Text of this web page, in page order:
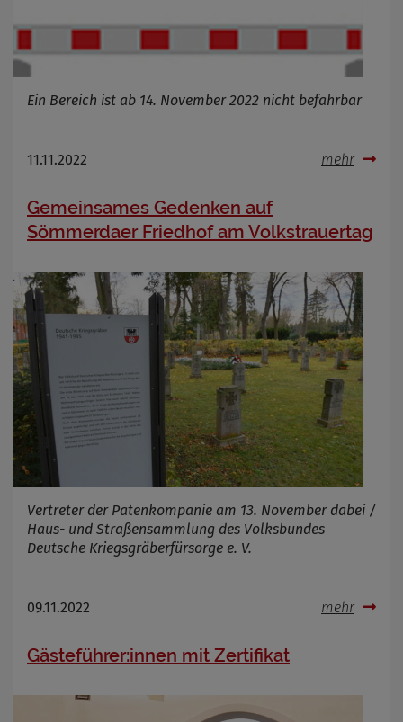
Ein Bereich ist ab 14. November 2022 nicht befahrbar
11.11.2022 mehr
Gemeinsames Gedenken auf
Sömmerdaer Friedhof am Volkstrauertag
Vertreter der Patenkompanie am 13. November dabei /
Haus- und Straßensammlung des Volksbundes
Deutsche Kriegsgräberfürsorge e. V.
09.11.2022 mehr
Gästeführer:innen mit Zertifikat